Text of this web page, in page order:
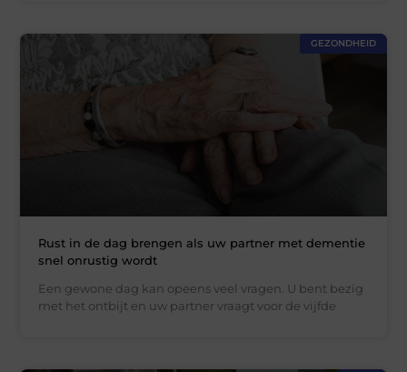
GEZONDHEID
Rust in de dag brengen als uw partner met dementie
snel onrustig wordt
Een gewone dag kan opeens veel vragen. U bent bezig
met het ontbijt en uw partner vraagt voor de vijfde